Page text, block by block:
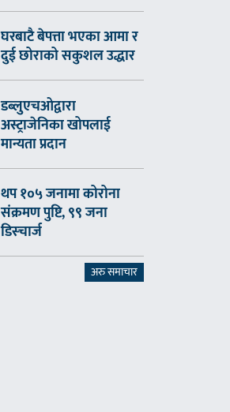
घरबाटै बेपत्ता भएका आमा र
दुई छोराको सकुशल उद्धार
डब्लुएचओद्वारा
अस्ट्राजेनिका खोपलाई
मान्यता प्रदान
थप १०५ जनामा कोरोना
संक्रमण पुष्टि, ९९ जना
डिस्चार्ज
अरु समाचार